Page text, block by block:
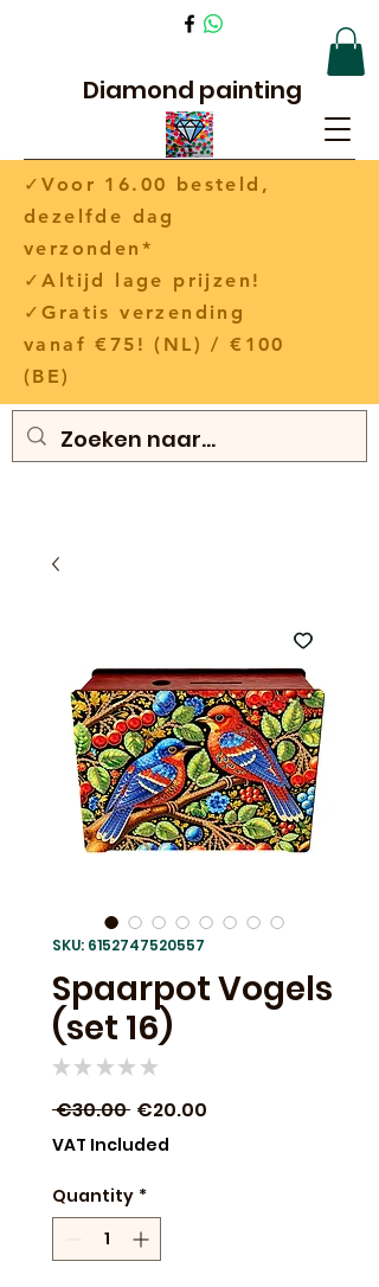
Diamond painting
✓Voor 16.00 besteld,
dezelfde dag
verzonden*
✓Altijd lage prijzen!
✓Gratis verzending
vanaf €75! (NL) / €100
(BE)
SKU: 6152747520557
Spaarpot Vogels
(set 16)
★ ★ ★ ★ ★
€30.00 Regular
Price
€20.00
VAT Included
Quantity *